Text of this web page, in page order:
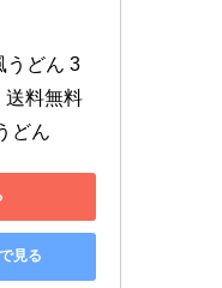
うどん 3
送料無料
どん
見る